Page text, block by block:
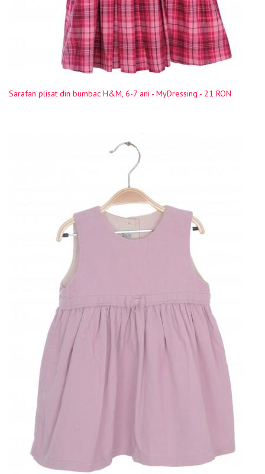
Sarafan plisat din bumbac H&M, 6-7 ani - MyDressing - 21 RON